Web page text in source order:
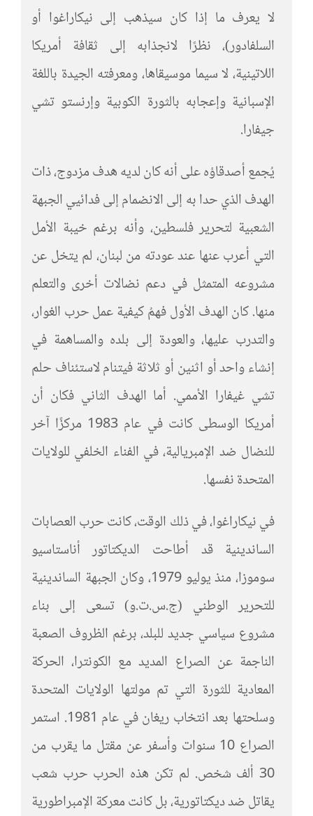
لا يعرف ما إذا كان سيذهب إلى نيكاراغوا أو
السلفادور)، نظرًا لانجذابه إلى ثقافة أمريكا
اللاتينية، لا سيما موسيقاها، ومعرفته الجيدة باللغة
الإسبانية وإعجابه بالثورة الكوبية وإرنستو تشي
جيفارا.
يُجمع أصدقاؤه على أنه كان لديه هدف مزدوج، ذات
الهدف الذي حدا به إلى الانضمام إلى فدائيي الجبهة
الشعبية لتحرير فلسطين، وأنه برغم خيبة الأمل
التي أعرب عنها عند عودته من لبنان، لم يتخل عن
مشروعه المتمثل في دعم نضالات أخرى والتعلم
منها. كان الهدف الأول فهمُ كيفية عمل حرب الغوار،
والتدرب عليها، والعودة إلى بلده والمساهمة في
إنشاء واحد أو اثنين أو ثلاثة فيتنام لاستئناف حلم
تشي غيفارا الأممي. أما الهدف الثاني فكان أن
أمريكا الوسطى كانت في عام 1983 مركزًا آخر
للنضال ضد الإمبريالية، في الفناء الخلفي للولايات
المتحدة نفسها.
في نيكاراغوا، في ذلك الوقت، كانت حرب العصابات
الساندينية قد أطاحت الديكتاتور أناستاسيو
سوموزا، منذ يوليو 1979، وكان الجبهة الساندينية
للتحرير الوطني (ج.س.ت.و) تسعى إلى بناء
مشروع سياسي جديد للبلد، برغم الظروف الصعبة
الناجمة عن الصراع المديد مع الكونترا، الحركة
المعادية للثورة التي تم مولتها الولايات المتحدة
وسلحتها بعد انتخاب ريغان في عام 1981. استمر
الصراع 10 سنوات وأسفر عن مقتل ما يقرب من
30 ألف شخص. لم تكن هذه الحرب حرب شعب
يقاتل ضد ديكتاتورية، بل كانت معركة الإمبراطورية